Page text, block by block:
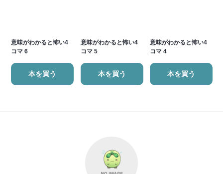
意味がわかると怖い4
コマ 6
本を買う
意味がわかると怖い4
コマ 5
本を買う
意味がわかると怖い4
コマ 4
本を買う